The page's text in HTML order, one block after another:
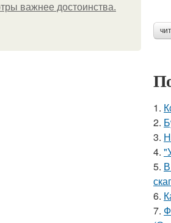
важнее достоинства.
1.
2.
3.
4.
5.
6.
7.